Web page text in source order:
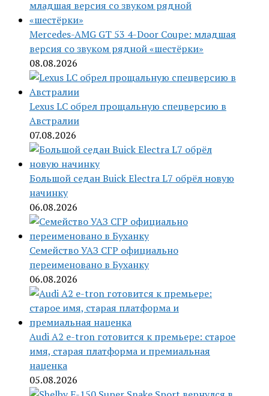
Mercedes-AMG GT 53 4-Door Coupe: младшая
версия со звуком рядной «шестёрки»
08.08.2026
Lexus LC обрел прощальную спецверсию в
Австралии
07.08.2026
Большой седан Buick Electra L7 обрёл новую
начинку
06.08.2026
Семейство УАЗ СГР официально
переименовано в Буханку
06.08.2026
Audi A2 e-tron готовится к премьере: старое
имя, старая платформа и премиальная
наценка
05.08.2026